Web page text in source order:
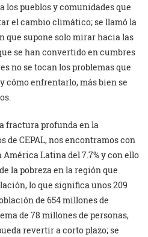
los pueblos y comunidades que
el cambio climático; se llamó la
que supone solo mirar hacia las
se han convertido en cumbres
no se tocan los problemas que
cómo enfrentarlo, más bien se
fractura profunda en la
de CEPAL, nos encontramos con
Latina del 7.7% y con ello
la pobreza en la región que
lo que significa unos 209
de 654 millones de
de 78 millones de personas,
revertir a corto plazo; se